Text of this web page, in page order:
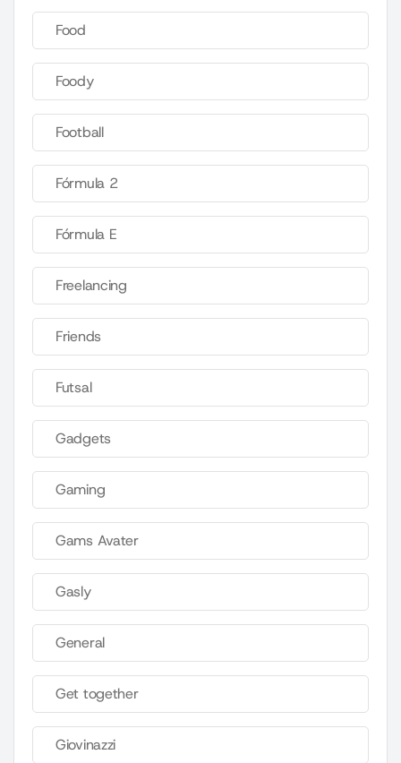
Food
Foody
Football
Fórmula 2
Fórmula E
Freelancing
Friends
Futsal
Gadgets
Gaming
Gams Avater
Gasly
General
Get together
Giovinazzi